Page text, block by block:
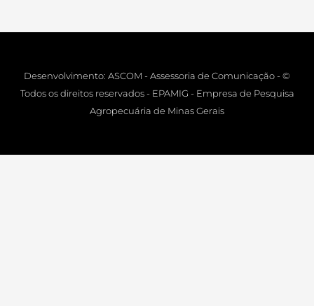
Desenvolvimento: ASCOM - Assessoria de Comunicação - ©
Todos os direitos reservados - EPAMIG - Empresa de Pesquisa
Agropecuária de Minas Gerais